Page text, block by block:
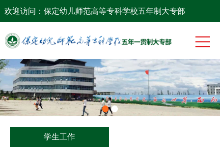
欢迎访问：保定幼儿师范高等专科学校五年制大专部
网站首页
专业建设
师资队伍
学生工作